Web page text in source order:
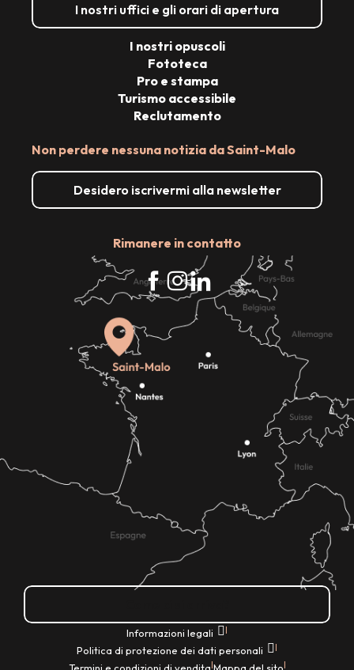
I nostri uffici e gli orari di apertura
Non perdere nessuna notizia da Saint-Malo
Desidero iscrivermi alla newsletter
Rimanere in contatto
I nostri opuscoli
Fototeca
Pro e stampa
Turismo accessibile
Reclutamento
Informazioni legali |
Politica di protezione dei dati personali |
| |